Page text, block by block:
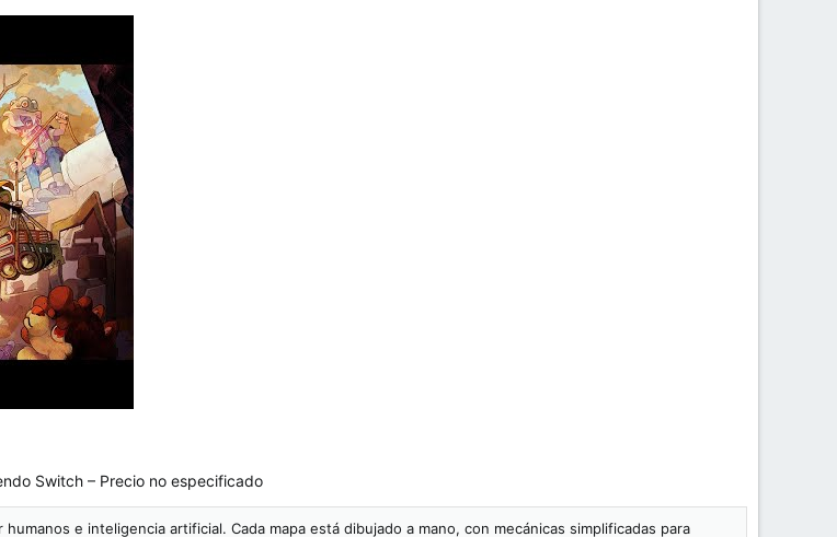
Switch – Precio no especificado
e inteligencia artificial. Cada mapa está dibujado a mano, con mecánicas simplificadas para